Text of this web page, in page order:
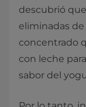
descubrió
eliminadas
concentrado
con leche
sabor del